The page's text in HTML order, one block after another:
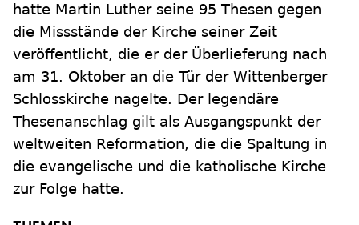
hatte Martin Luther seine 95 Thesen gegen
die Missstände der Kirche seiner Zeit
veröffentlicht, die er der Überlieferung nach
am 31. Oktober an die Tür der Wittenberger
Schlosskirche nagelte. Der legendäre
Thesenanschlag gilt als Ausgangspunkt der
weltweiten Reformation, die die Spaltung in
die evangelische und die katholische Kirche
zur Folge hatte.